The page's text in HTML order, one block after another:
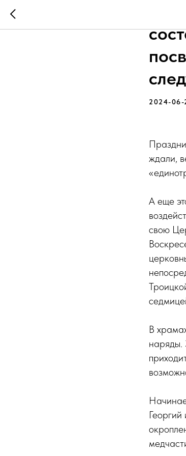
В
2024-06-
ждали,
А еще
свою
В
наряды.